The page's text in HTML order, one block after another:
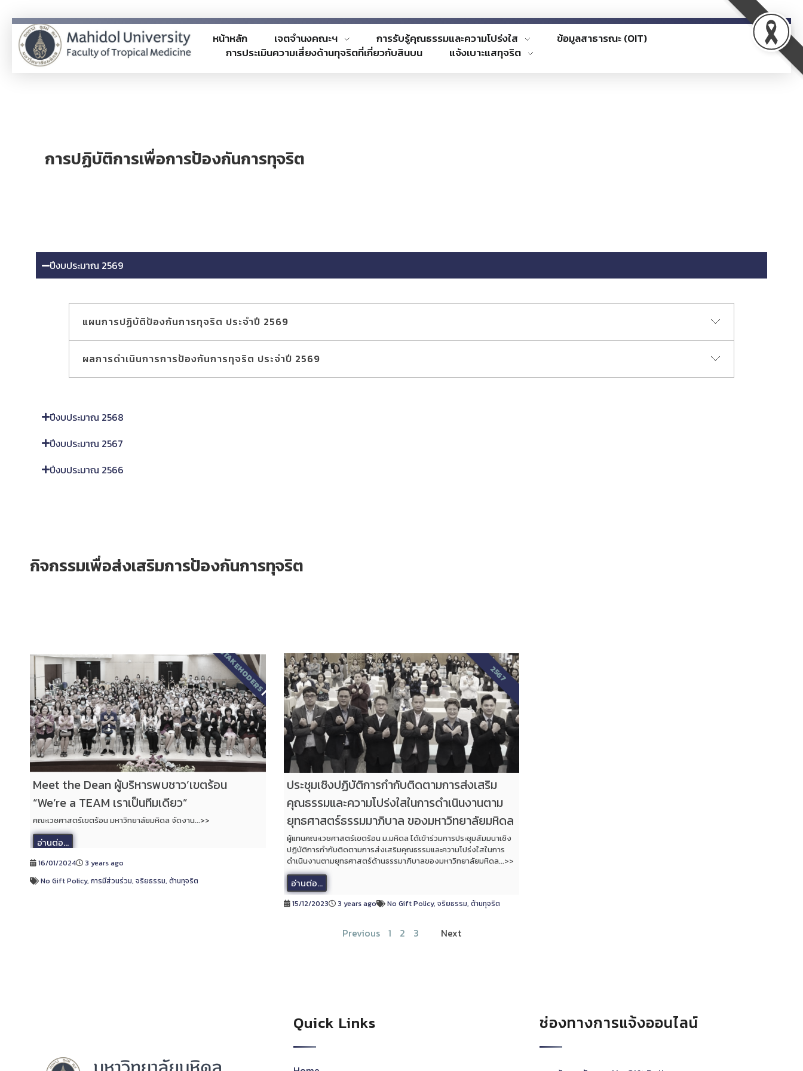
หน้าหลัก เจตจำนงคณะฯ การรับรู้คุณธรรมและความโปร่งใส
ข้อมูลสาธารณะ (OIT)
การประเมินความเสี่ยงด้านทุจริตที่เกี่ยวกับสินบน
แจ้งเบาะแสทุจริต
การปฏิบัติการเพื่อการป้องกันการทุจริต
ปีงบประมาณ 2569
แผนการปฏิบัติป้องกันการทุจริต ประจำปี 2569
ผลการดำเนินการการป้องกันการทุจริต ประจำปี 2569
ปีงบประมาณ 2568
ปีงบประมาณ 2567
ปีงบประมาณ 2566
กิจกรรมเพื่อส่งเสริมการป้องกันการทุจริต
Meet the Dean ผู้บริหารพบชาว’เขตร้อน
“We’re a TEAM เราเป็นทีมเดียว”
คณะเวชศาสตร์เขตร้อน มหาวิทยาลัยมหิดล จัดงาน...>>
อ่านต่อ...
STAKEHODERS
|บุคลากร
16/01/2024
3 years ago
No Gift Policy, การมีส่วนร่วม, จริยธรรม, ต้านทุจริต
ประชุมเชิงปฏิบัติการกำกับติดตามการส่งเสริม
คุณธรรมและความโปร่งใสในการดำเนินงานตาม
ยุทธศาสตร์ธรรมมาภิบาล ของมหาวิทยาลัยมหิดล
ผู้แทนคณะเวชศาสตร์เขตร้อน ม.มหิดล ได้เข้าร่วมการประชุมสัมมนาเชิง
ปฏิบัติการกำกับติดตามการส่งเสริมคุณธรรมและความโปร่งใสในการ
ดำเนินงานตามยุทธศาสตร์ด้านธรรมาภิบาลของมหาวิทยาลัยมหิดล...>>
อ่านต่อ...
2567
15/12/2023 3 years ago No Gift Policy, จริยธรรม, ต้านทุจริต
Previous 1 2 3 Next
Quick Links ช่องทางการแจ้งออนไลน์